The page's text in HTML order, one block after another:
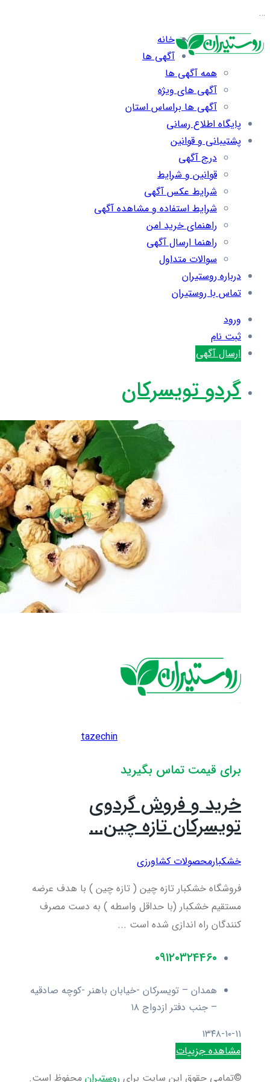
…
خانه
آگهی ها
همه آگهی ها
آگهی های ویژه
آگهی ها براساس استان
پایگاه اطلاع رسانی
پشتیبانی و قوانین
درج آگهی
قوانین و شرایط
شرایط عکس آگهی
شرایط استفاده و مشاهده آگهی
راهنمای خرید امن
راهنما ارسال آگهی
سوالات متداول
درباره روستیران
تماس با روستیران
ورود
ثبت نام
ارسال آگهی
گردو تویسرکان
tazechin
برای قیمت تماس بگیرید
خرید و فروش گردوی
تویسرکان تازه چین...
خشکبارمحصولات کشاورزی
فروشگاه خشکبار تازه چین ( تازه چین ) با هدف عرضه
مستقیم خشکبار (با حداقل واسطه ) به دست مصرف
کنندگان راه اندازی شده است ...
۰۹۱۲۰۳۲۴۴۶۰
همدان – تویسرکان -خیابان باهنر -کوچه صادقیه
– جنب دفتر ازدواج ۱۸
۱۳۴۸-۱۰-۱۱
مشاهده جزییات
©تمامی حقوق این سایت برای روستیران محفوظ است.